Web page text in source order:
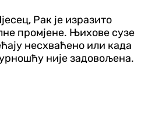
Рак је изразито
промјене. Њихове сузе
несхваћено или када
није задовољена.